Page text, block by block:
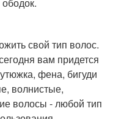
свой тип волос.
вам придется
фена, бигуди
волнистые,
волосы - любой тип